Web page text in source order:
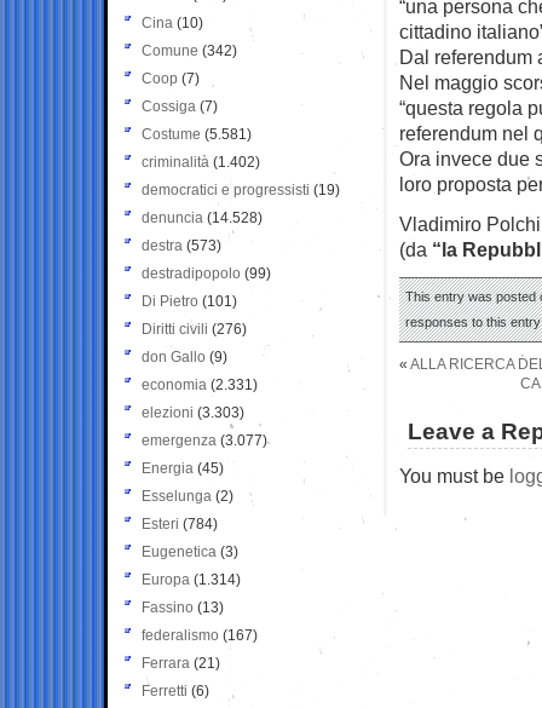
“una persona
cittadino
Dal referendum
Nel maggio
“questa regola
referendum nel
Ora invece due
loro proposta
Vladimiro Polchi
(da “la
This entry was posted
responses to this
« ALLA RICERCA
Leave a
You must be
Cina (10)
Comune (342)
Coop (7)
Cossiga (7)
Costume (5.581)
criminalità (1.402)
democratici e progressisti (19)
denuncia (14.528)
destra (573)
destradipopolo (99)
Di Pietro (101)
Diritti civili (276)
don Gallo (9)
economia (2.331)
elezioni (3.303)
emergenza (3.077)
Energia (45)
Esselunga (2)
Esteri (784)
Eugenetica (3)
Europa (1.314)
Fassino (13)
federalismo (167)
Ferrara (21)
Ferretti (6)